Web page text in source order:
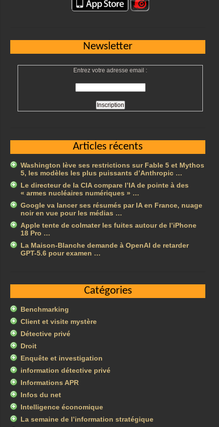
Newsletter
Entrez votre adresse email :
Articles récents
Washington lève ses restrictions sur Fable 5 et Mythos
5, les modèles les plus puissants d’Anthropic …
Le directeur de la CIA compare l’IA de pointe à des
« armes nucléaires numériques » …
Google va lancer ses résumés par IA en France, nuage
noir en vue pour les médias …
Apple tente de colmater les fuites autour de l’iPhone
18 Pro …
La Maison-Blanche demande à OpenAI de retarder
GPT-5.6 pour examen …
Catégories
Benchmarking
Client et visite mystère
Détective privé
Droit
Enquête et investigation
information détective privé
Informations APR
Infos du net
Intelligence économique
La semaine de l’information stratégique